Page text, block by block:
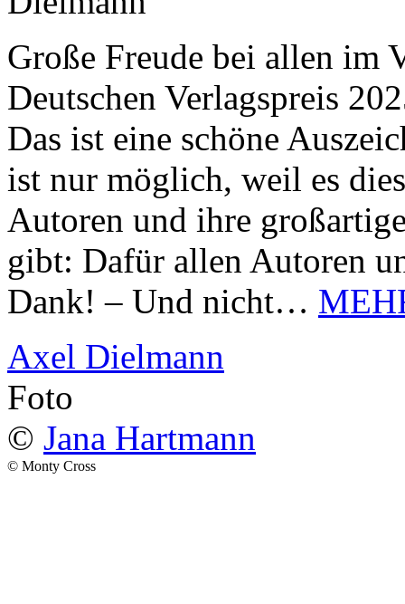
Große Freude bei allen im
Deutschen Verlagspreis
Das ist eine schöne
ist nur möglich, weil es
Autoren und ihre
gibt: Dafür allen Autoren
Dank! – Und nicht…
Axel Dielmann
Foto
© Jana Hartmann
© Monty Cross